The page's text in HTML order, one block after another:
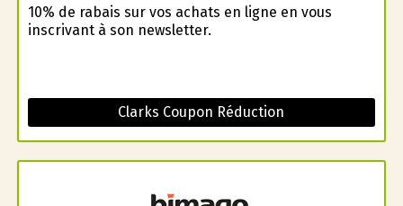
10% de rabais sur vos achats en ligne en vous
inscrivant à son newsletter.
Clarks Coupon Réduction